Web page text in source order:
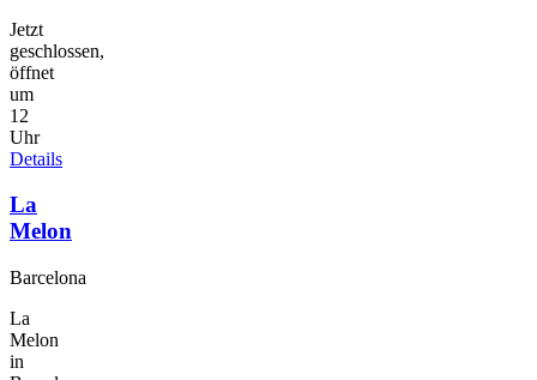
Jetzt
geschlossen,
öffnet
um
12
Uhr
Details
La
Melon
Barcelona
La
Melon
in